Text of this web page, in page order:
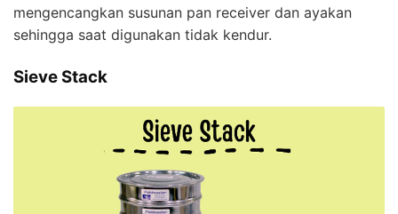
mengencangkan susunan pan receiver dan ayakan
sehingga saat digunakan tidak kendur.
Sieve Stack